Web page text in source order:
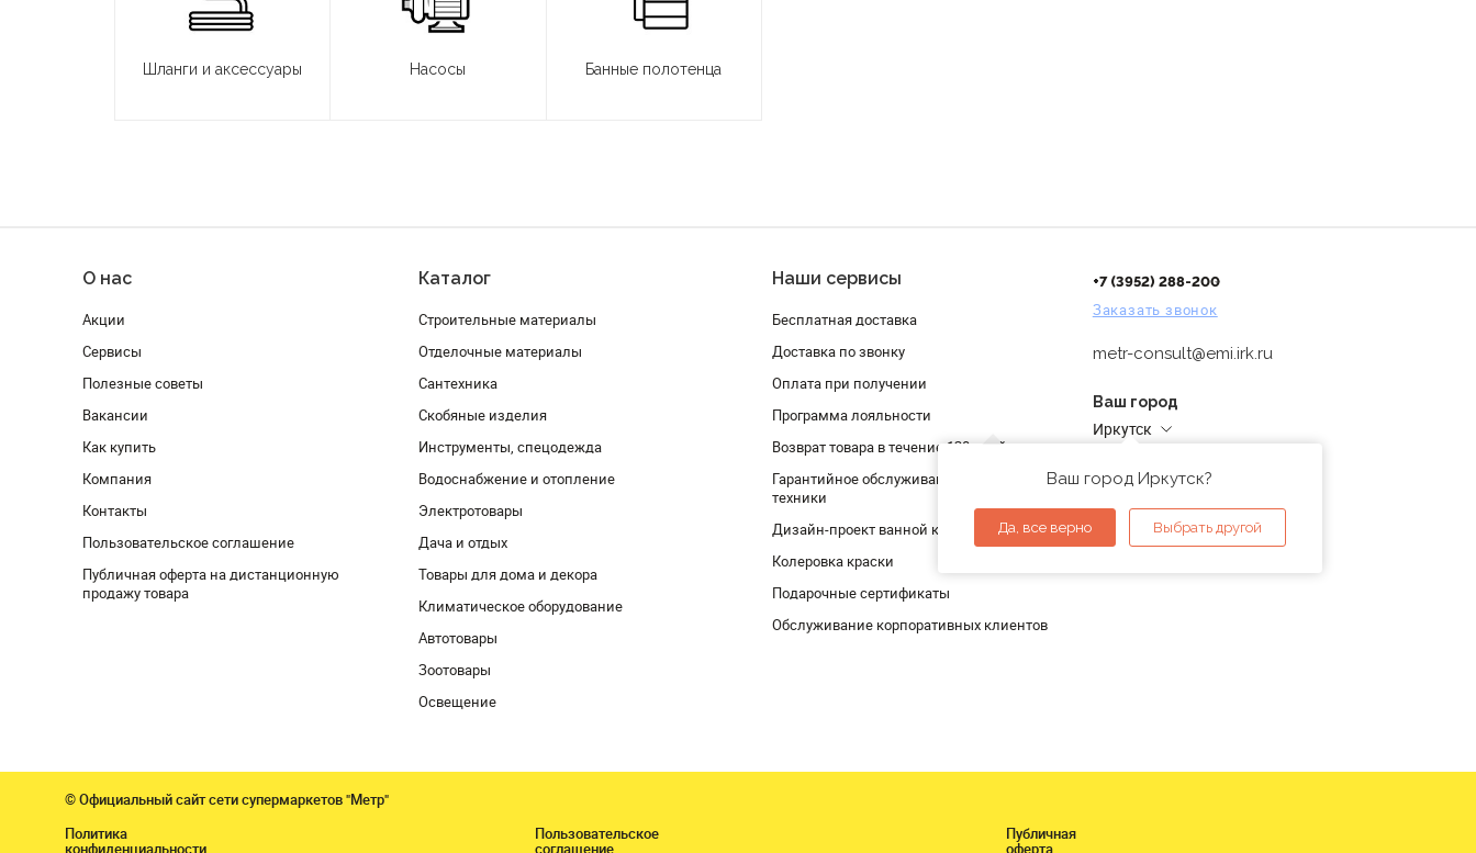
Шланги и аксессуары Насосы Банные полотенца
О нас
Акции
Сервисы
Полезные советы
Вакансии
Как купить
Компания
Контакты
Пользовательское соглашение
Публичная оферта на дистанционную
продажу товара
Каталог
Строительные материалы
Отделочные материалы
Сантехника
Скобяные изделия
Инструменты, спецодежда
Водоснабжение и отопление
Электротовары
Дача и отдых
Товары для дома и декора
Климатическое оборудование
Автотовары
Зоотовары
Освещение
Наши сервисы
Бесплатная доставка
Доставка по звонку
Оплата при получении
Программа лояльности
Возврат товара в течение 120 дней
Гарантийное обслуживание и проверка
техники
Дизайн-проект ванной комнаты
Колеровка краски
Подарочные сертификаты
Обслуживание корпоративных клиентов
+7 (3952) 288-200
Заказать звонок
metr-consult@emi.irk.ru
Ваш город
Иркутск
Ваш город Иркутск?
Да, все верно Выбрать другой
© Официальный сайт сети супермаркетов "Метр"
Политика
конфиденциальности
Пользовательское
соглашение
Публичная
оферта